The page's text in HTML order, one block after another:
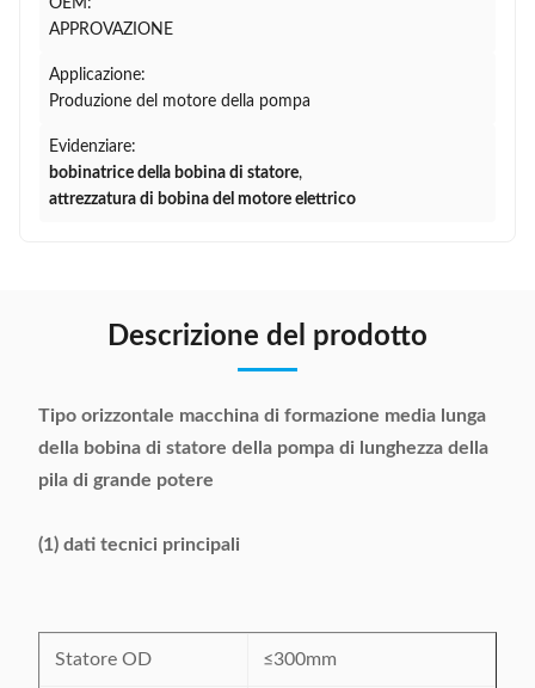
OEM:
APPROVAZIONE
Applicazione:
Produzione del motore della pompa
Evidenziare:
bobinatrice della bobina di statore,
attrezzatura di bobina del motore elettrico
Descrizione del prodotto
Tipo orizzontale macchina di formazione media lunga
della bobina di statore della pompa di lunghezza della
pila di grande potere
(1) dati tecnici principali
Statore OD ≤300mm